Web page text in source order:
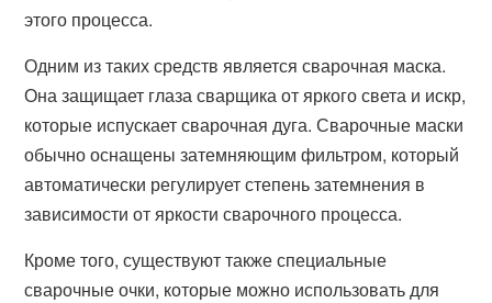
этого процесса.
Одним из таких средств является сварочная маска.
Она защищает глаза сварщика от яркого света и искр,
которые испускает сварочная дуга. Сварочные маски
обычно оснащены затемняющим фильтром, который
автоматически регулирует степень затемнения в
зависимости от яркости сварочного процесса.
Кроме того, существуют также специальные
сварочные очки, которые можно использовать для